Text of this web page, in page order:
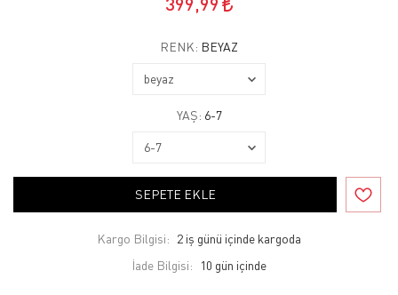
RENK: BEYAZ
YAŞ: 6-7
SEPETE EKLE
Kargo Bilgisi: 2 iş günü içinde kargoda
İade Bilgisi: